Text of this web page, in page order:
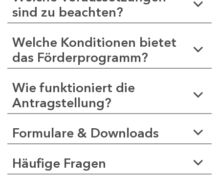
sind zu beachten?
Welche Konditionen bietet
das Förderprogramm?
Wie funktioniert die
Antragstellung?
Formulare & Downloads
Häufige Fragen